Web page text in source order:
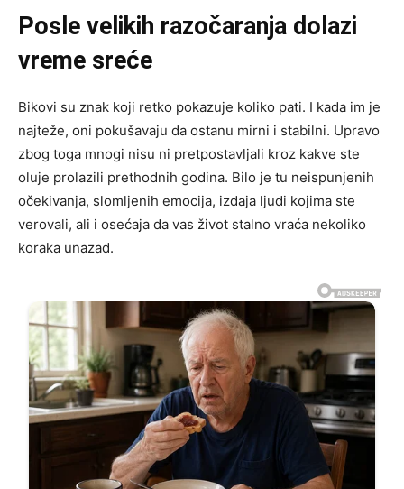
Posle velikih razočaranja dolazi
vreme sreće
Bikovi su znak koji retko pokazuje koliko pati. I kada im je
najteže, oni pokušavaju da ostanu mirni i stabilni. Upravo
zbog toga mnogi nisu ni pretpostavljali kroz kakve ste
oluje prolazili prethodnih godina. Bilo je tu neispunjenih
očekivanja, slomljenih emocija, izdaja ljudi kojima ste
verovali, ali i osećaja da vas život stalno vraća nekoliko
koraka unazad.